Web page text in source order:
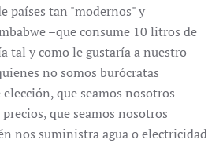
países tan "modernos" y
–que consume 10 litros de
tal y como le gustaría a nuestro
no somos burócratas
que seamos nosotros
que seamos nosotros
nos suministra agua o electricidad